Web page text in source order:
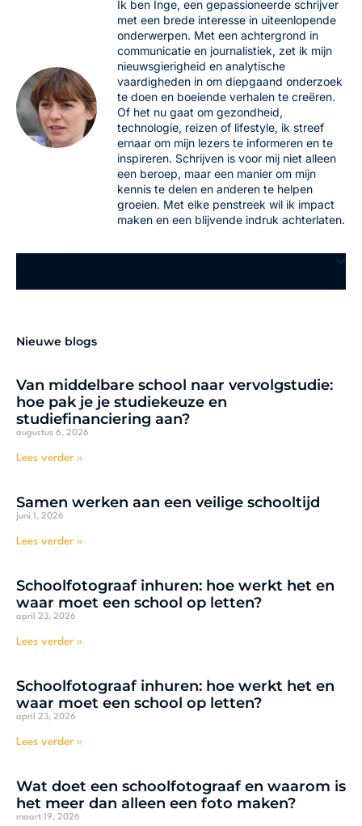
Ik ben Inge, een gepassioneerde schrijver
met een brede interesse in uiteenlopende
onderwerpen. Met een achtergrond in
communicatie en journalistiek, zet ik mijn
nieuwsgierigheid en analytische
vaardigheden in om diepgaand onderzoek
te doen en boeiende verhalen te creëren.
Of het nu gaat om gezondheid,
technologie, reizen of lifestyle, ik streef
ernaar om mijn lezers te informeren en te
inspireren. Schrijven is voor mij niet alleen
een beroep, maar een manier om mijn
kennis te delen en anderen te helpen
groeien. Met elke penstreek wil ik impact
maken en een blijvende indruk achterlaten.
Nieuwe blogs
Van middelbare school naar vervolgstudie:
hoe pak je je studiekeuze en
studiefinanciering aan?
augustus 6, 2026
Lees verder »
Samen werken aan een veilige schooltijd
juni 1, 2026
Lees verder »
Schoolfotograaf inhuren: hoe werkt het en
waar moet een school op letten?
april 23, 2026
Lees verder »
Schoolfotograaf inhuren: hoe werkt het en
waar moet een school op letten?
april 23, 2026
Lees verder »
Wat doet een schoolfotograaf en waarom is
het meer dan alleen een foto maken?
maart 19, 2026